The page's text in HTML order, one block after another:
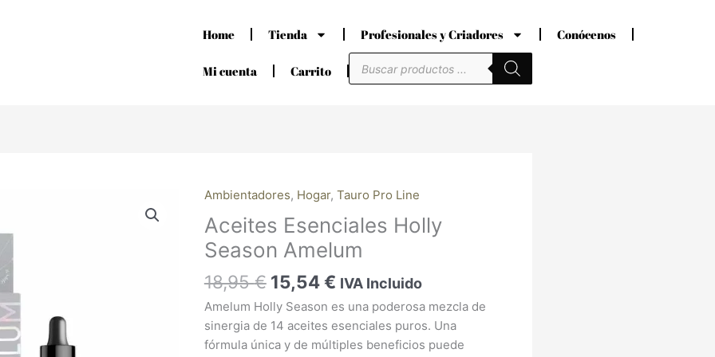
Home Tienda Profesionales y Criadores Conócenos
Mi cuenta Carrito
Búsqueda
de
productos
Ambientadores, Hogar, Tauro Pro Line
Aceites Esenciales Holly
Season Amelum
18,95€
El
precio
original
era:
18,95 €.
15,54€
El
precio
actual
es:
15,54 €.
IVA Incluido
Amelum Holly Season es una poderosa mezcla de
sinergia de 14 aceites esenciales puros. Una
fórmula única y de múltiples beneficios puede
Aceites
Esenciales
Holly
Season
Amelum
cantidad